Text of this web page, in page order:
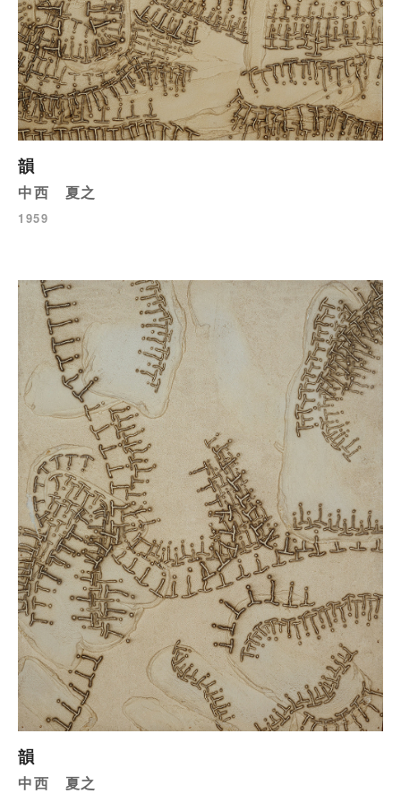
韻
中西 夏之
1959
韻
中西 夏之